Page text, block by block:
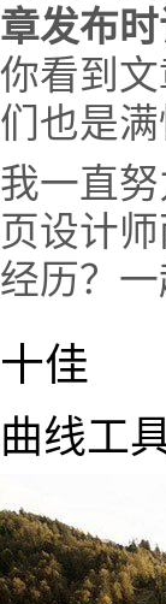
章发布
你看到
们也是满
我一直
页设计
经历？一
十佳
曲线工